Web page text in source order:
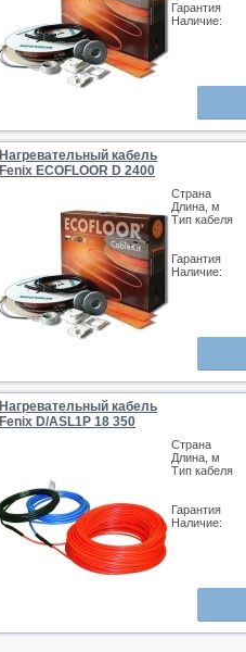
Гарантия
Наличие:
Нагревательный кабель
Fenix ECOFLOOR D 2400
Страна
Длина, м
Тип кабеля
Гарантия
Наличие:
Нагревательный кабель
Fenix D/ASL1P 18 350
Страна
Длина, м
Тип кабеля
Гарантия
Наличие: